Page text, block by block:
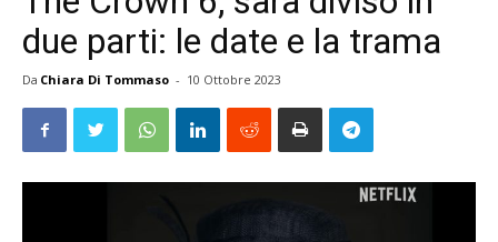
due parti: le date e la trama
Da Chiara Di Tommaso - 10 Ottobre 2023